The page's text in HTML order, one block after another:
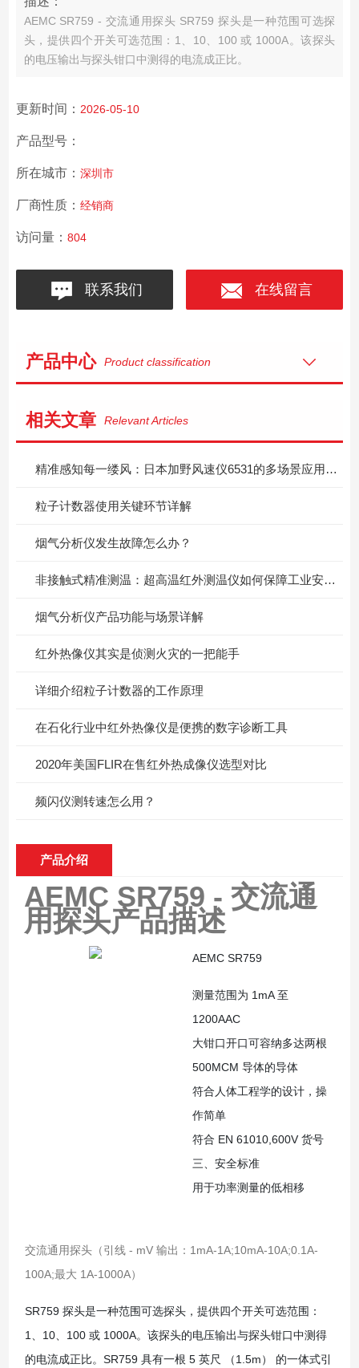
AEMC SR759 - 交流通用探头 SR759 探头是一种范围可选探
头，提供四个开关可选范围：1、10、100 或 1000A。该探头
的电压输出与探头钳口中测得的电流成正比。
更新时间： 2026-05-10
产品型号：
所在城市： 深圳市
厂商性质： 经销商
访问量： 804
联系我们 在线留言
产品中心 Product classification
相关文章 Relevant Articles
精准感知每一缕风：日本加野风速仪6531的多场景应用价值
粒子计数器使用关键环节详解
烟气分析仪发生故障怎么办？
非接触式精准测温：超高温红外测温仪如何保障工业安全与质量？
烟气分析仪产品功能与场景详解
红外热像仪其实是侦测火灾的一把能手
详细介绍粒子计数器的工作原理
在石化行业中红外热像仪是便携的数字诊断工具
2020年美国FLIR在售红外热成像仪选型对比
频闪仪测转速怎么用？
产品介绍
AEMC SR759 - 交流通
用探头产品描述
AEMC SR759
测量范围为 1mA 至
1200AAC
大钳口开口可容纳多达两根
500MCM 导体的导体
符合人体工程学的设计，操
作简单
符合 EN 61010,600V 货号
三、安全标准
用于功率测量的低相移
交流通用探头（引线 - mV 输出：1mA-1A;10mA-10A;0.1A-
100A;最大 1A-1000A）
SR759 探头是一种范围可选探头，提供四个开关可选范围：
1、10、100 或 1000A。该探头的电压输出与探头钳口中测得
的电流成正比。SR759 具有一根 5 英尺 （1.5m） 的一体式引